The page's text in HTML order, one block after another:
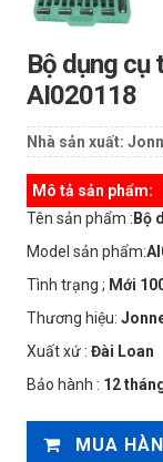
Bộ dụng cụ
AI020118
Nhà sản xuất:
Mô tả sản phẩm:
Tên sản phẩm : Bộ
Model sản phẩm:
Tình trạng ; Mới
Thương hiệu:
Xuất xứ : Đài Loan
Bảo hành : 12
MUA